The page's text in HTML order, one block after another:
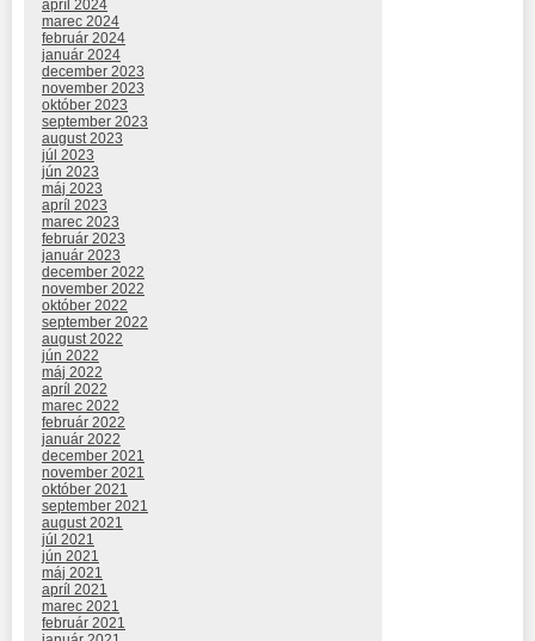
apríl 2024
marec 2024
február 2024
január 2024
december 2023
november 2023
október 2023
september 2023
august 2023
júl 2023
jún 2023
máj 2023
apríl 2023
marec 2023
február 2023
január 2023
december 2022
november 2022
október 2022
september 2022
august 2022
jún 2022
máj 2022
apríl 2022
marec 2022
február 2022
január 2022
december 2021
november 2021
október 2021
september 2021
august 2021
júl 2021
jún 2021
máj 2021
apríl 2021
marec 2021
február 2021